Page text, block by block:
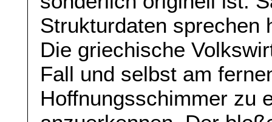
Strukturdaten sprechen
Die griechische
Fall und selbst am
Hoffnungsschimmer zu